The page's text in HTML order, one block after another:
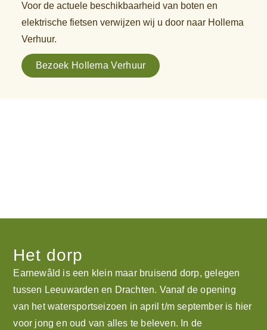
Voor de actuele beschikbaarheid van boten en
elektrische fietsen verwijzen wij u door naar Hollema
Verhuur.
Bezoek Hollema Verhuur
Het dorp
Earnewâld is een klein maar bruisend dorp, gelegen
tussen Leeuwarden en Drachten. Vanaf de opening
van het watersportseizoen in april t/m september is hier
voor jong en oud van alles te beleven. In de